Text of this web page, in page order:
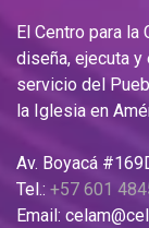
El Centro para
diseña, ejecuta y
servicio del
la Iglesia en
Av. Boyacá
Tel.: +57 601
Email: